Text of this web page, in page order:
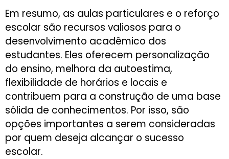
Em resumo, as aulas particulares e o reforço
escolar são recursos valiosos para o
desenvolvimento acadêmico dos
estudantes. Eles oferecem personalização
do ensino, melhora da autoestima,
flexibilidade de horários e locais e
contribuem para a construção de uma base
sólida de conhecimentos. Por isso, são
opções importantes a serem consideradas
por quem deseja alcançar o sucesso
escolar.